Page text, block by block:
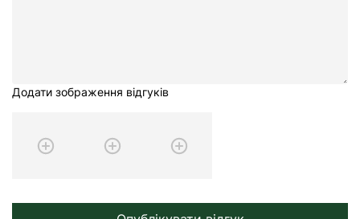
Додати зображення відгуків